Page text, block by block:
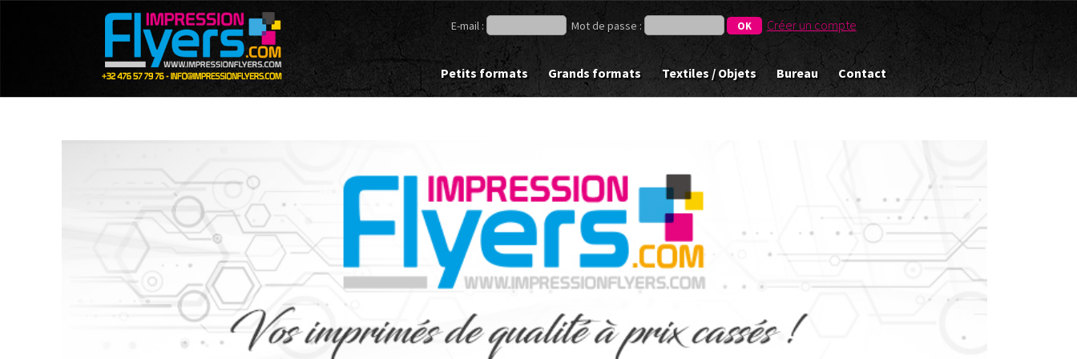
E-mail : Mot de passe : Créer un compte
Petits formats Grands formats Textiles / Objets Bureau Contact